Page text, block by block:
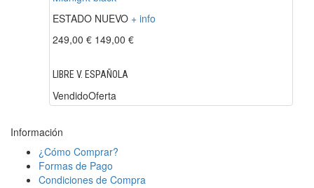
ESTADO NUEVO + info
249,00 € 149,00 €
LIBRE V. ESPAÑOLA
VendidoOferta
Información
¿Cómo Comprar?
Formas de Pago
Condiciones de Compra